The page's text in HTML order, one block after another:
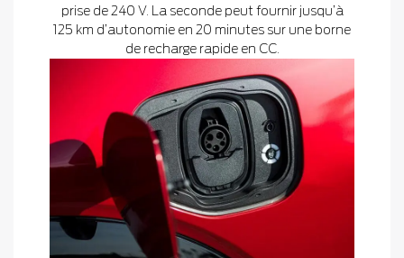
prise de 240 V. La seconde peut fournir jusqu’à
125 km d’autonomie en 20 minutes sur une borne
de recharge rapide en CC.